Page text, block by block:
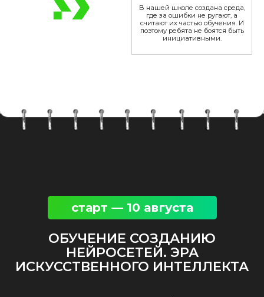
В нашей школе создана среда,
где за ошибки не ругают, а
считают их частью обучения. И
поэтому ребята не боятся быть
инициативными.
старт — 10 августа
ОБУЧЕНИЕ СОЗДАНИЮ
НЕЙРОСЕТЕЙ. ЭРА
ИСКУССТВЕННОГО ИНТЕЛЛЕКТА